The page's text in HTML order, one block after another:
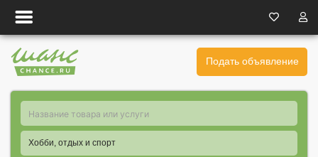
Подать объявление
Хобби, отдых и спорт